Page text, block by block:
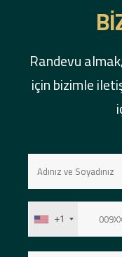
Randevu
için bizimle
+1